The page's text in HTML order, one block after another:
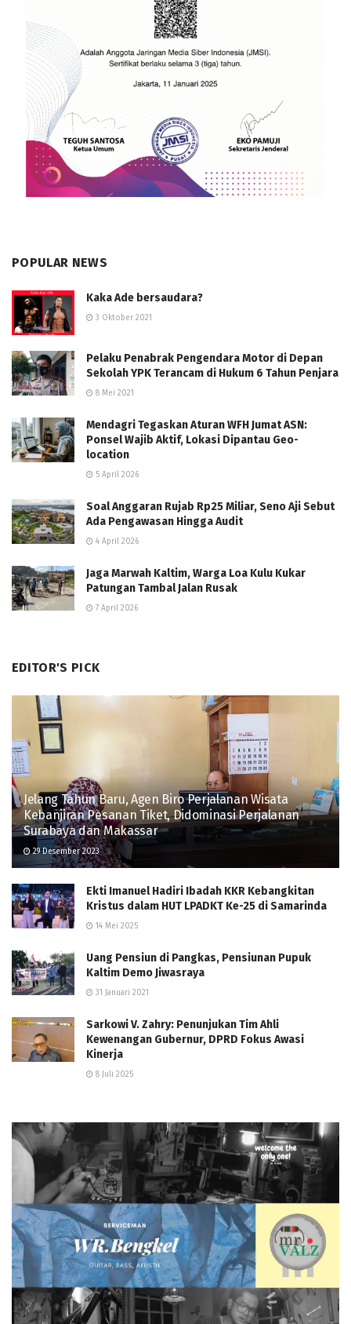
POPULAR NEWS
Kaka Ade bersaudara?
3 Oktober 2021
Pelaku Penabrak Pengendara Motor di Depan
Sekolah YPK Terancam di Hukum 6 Tahun Penjara
8 Mei 2021
Mendagri Tegaskan Aturan WFH Jumat ASN:
Ponsel Wajib Aktif, Lokasi Dipantau Geo-
location
5 April 2026
Soal Anggaran Rujab Rp25 Miliar, Seno Aji Sebut
Ada Pengawasan Hingga Audit
4 April 2026
Jaga Marwah Kaltim, Warga Loa Kulu Kukar
Patungan Tambal Jalan Rusak
7 April 2026
EDITOR'S PICK
Jelang Tahun Baru, Agen Biro Perjalanan Wisata
Kebanjiran Pesanan Tiket, Didominasi Perjalanan
Surabaya dan Makassar
29 Desember 2023
Ekti Imanuel Hadiri Ibadah KKR Kebangkitan
Kristus dalam HUT LPADKT Ke-25 di Samarinda
14 Mei 2025
Uang Pensiun di Pangkas, Pensiunan Pupuk
Kaltim Demo Jiwasraya
31 Januari 2021
Sarkowi V. Zahry: Penunjukan Tim Ahli
Kewenangan Gubernur, DPRD Fokus Awasi
Kinerja
8 Juli 2025